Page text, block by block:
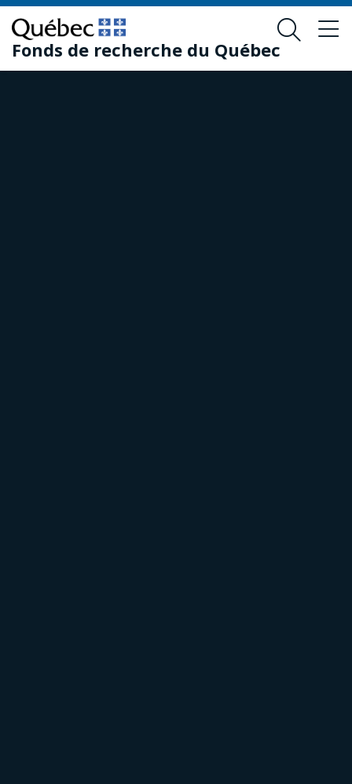
Passer
au
contenu
principal
Passer
au
pied
de
Fonds de recherche du Québec